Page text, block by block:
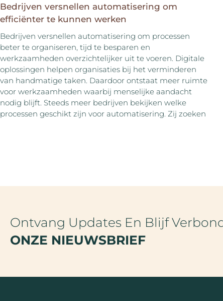
Bedrijven versnellen automatisering om
efficiënter te kunnen werken
Bedrijven versnellen automatisering om processen
beter te organiseren, tijd te besparen en
werkzaamheden overzichtelijker uit te voeren. Digitale
oplossingen helpen organisaties bij het verminderen
van handmatige taken. Daardoor ontstaat meer ruimte
voor werkzaamheden waarbij menselijke aandacht
nodig blijft. Steeds meer bedrijven bekijken welke
processen geschikt zijn voor automatisering. Zij zoeken
Ontvang Updates En Blijf
ONZE NIEUWSBRIEF